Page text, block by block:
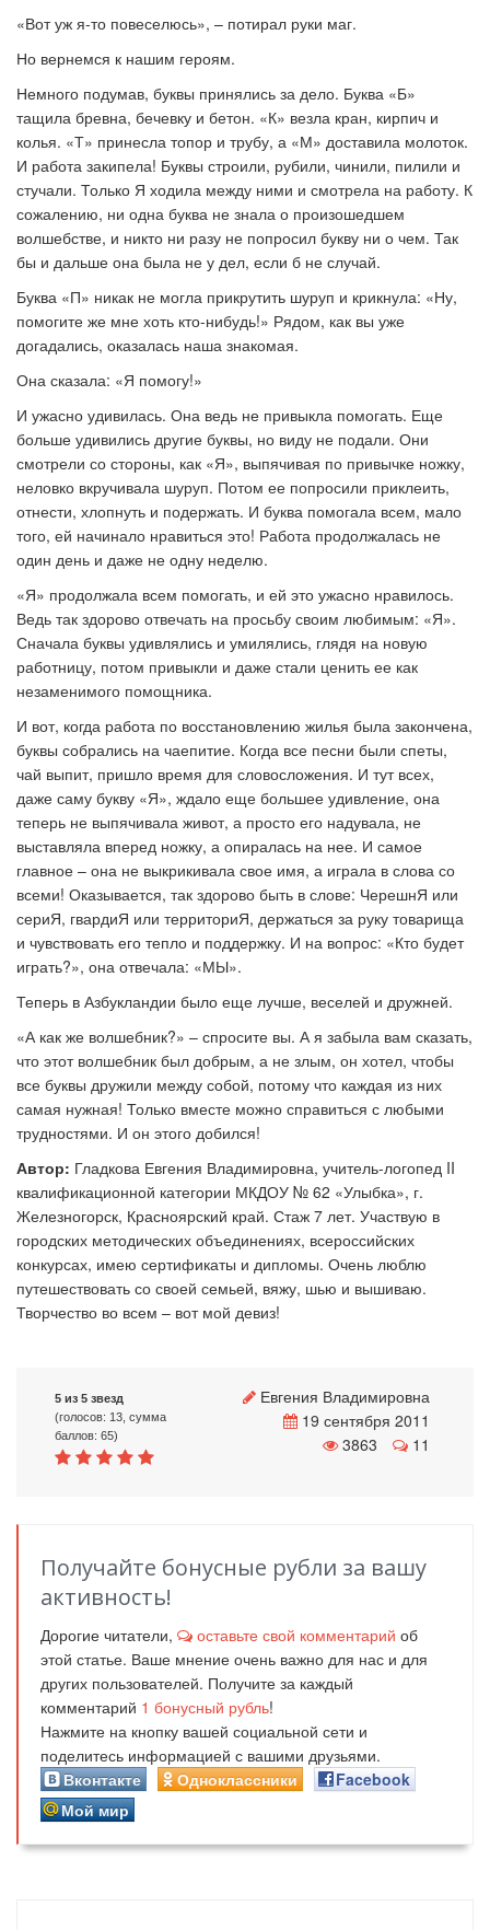
«Вот уж я-то повеселюсь», – потирал руки маг.
Но вернемся к нашим героям.
Немного подумав, буквы принялись за дело. Буква «Б»
тащила бревна, бечевку и бетон. «К» везла кран, кирпич и
колья. «Т» принесла топор и трубу, а «М» доставила молоток.
И работа закипела! Буквы строили, рубили, чинили, пилили и
стучали. Только Я ходила между ними и смотрела на работу. К
сожалению, ни одна буква не знала о произошедшем
волшебстве, и никто ни разу не попросил букву ни о чем. Так
бы и дальше она была не у дел, если б не случай.
Буква «П» никак не могла прикрутить шуруп и крикнула: «Ну,
помогите же мне хоть кто-нибудь!» Рядом, как вы уже
догадались, оказалась наша знакомая.
Она сказала: «Я помогу!»
И ужасно удивилась. Она ведь не привыкла помогать. Еще
больше удивились другие буквы, но виду не подали. Они
смотрели со стороны, как «Я», выпячивая по привычке ножку,
неловко вкручивала шуруп. Потом ее попросили приклеить,
отнести, хлопнуть и подержать. И буква помогала всем, мало
того, ей начинало нравиться это! Работа продолжалась не
один день и даже не одну неделю.
«Я» продолжала всем помогать, и ей это ужасно нравилось.
Ведь так здорово отвечать на просьбу своим любимым: «Я».
Сначала буквы удивлялись и умилялись, глядя на новую
работницу, потом привыкли и даже стали ценить ее как
незаменимого помощника.
И вот, когда работа по восстановлению жилья была закончена,
буквы собрались на чаепитие. Когда все песни были спеты,
чай выпит, пришло время для словосложения. И тут всех,
даже саму букву «Я», ждало еще большее удивление, она
теперь не выпячивала живот, а просто его надувала, не
выставляла вперед ножку, а опиралась на нее. И самое
главное – она не выкрикивала свое имя, а играла в слова со
всеми! Оказывается, так здорово быть в слове: ЧерешнЯ или
сериЯ, гвардиЯ или территориЯ, держаться за руку товарища
и чувствовать его тепло и поддержку. И на вопрос: «Кто будет
играть?», она отвечала: «МЫ».
Теперь в Азбукландии было еще лучше, веселей и дружней.
«А как же волшебник?» – спросите вы. А я забыла вам сказать,
что этот волшебник был добрым, а не злым, он хотел, чтобы
все буквы дружили между собой, потому что каждая из них
самая нужная! Только вместе можно справиться с любыми
трудностями. И он этого добился!
Автор: Гладкова Евгения Владимировна, учитель-логопед II
квалификационной категории МКДОУ № 62 «Улыбка», г.
Железногорск, Красноярский край. Стаж 7 лет. Участвую в
городских методических объединениях, всероссийских
конкурсах, имею сертификаты и дипломы. Очень люблю
путешествовать со своей семьей, вяжу, шью и вышиваю.
Творчество во всем – вот мой девиз!
5 из 5 звезд
(голосов: 13, сумма
баллов: 65)
Евгения Владимировна
19 сентября 2011
3863
11
Получайте бонусные рубли за вашу
активность!
Дорогие читатели, оставьте свой комментарий об
этой статье. Ваше мнение очень важно для нас и для
других пользователей. Получите за каждый
комментарий 1 бонусный рубль!
Нажмите на кнопку вашей социальной сети и
поделитесь информацией с вашими друзьями.
Вконтакте
Одноклассники
Facebook
Мой мир